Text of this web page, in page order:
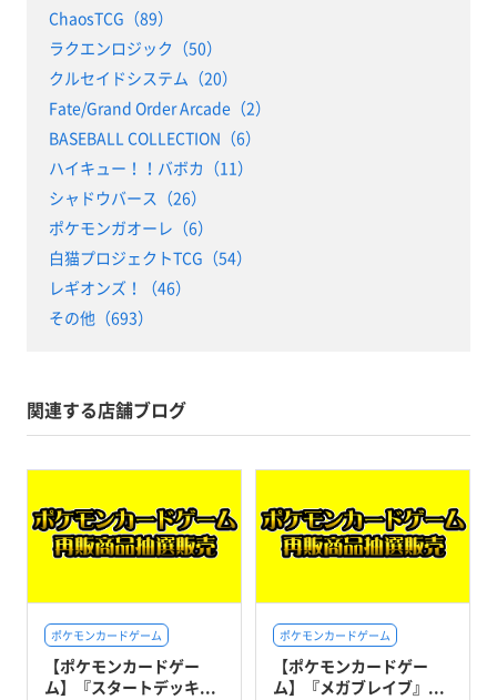
ChaosTCG（89）
ラクエンロジック（50）
クルセイドシステム（20）
Fate/Grand Order Arcade（2）
BASEBALL COLLECTION（6）
ハイキュー！！バボカ（11）
シャドウバース（26）
ポケモンガオーレ（6）
白猫プロジェクトTCG（54）
レギオンズ！（46）
その他（693）
関連する店舗ブログ
ポケモンカードゲーム
【ポケモンカードゲー
ム】『スタートデッキ...
ポケモンカードゲーム
【ポケモンカードゲー
ム】『メガブレイブ』...